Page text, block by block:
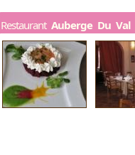
Restaurant Auberge Du Val